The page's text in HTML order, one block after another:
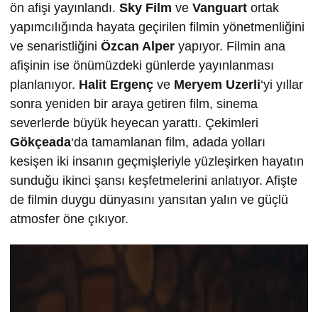
ön afişi yayınlandı. Sky Film ve Vanguart ortak
yapımcılığında hayata geçirilen filmin yönetmenliğini
ve senaristliğini Özcan Alper yapıyor. Filmin ana
afişinin ise önümüzdeki günlerde yayınlanması
planlanıyor. Halit Ergenç ve Meryem Uzerli‘yi yıllar
sonra yeniden bir araya getiren film, sinema
severlerde büyük heyecan yarattı. Çekimleri
Gökçeada‘da tamamlanan film, adada yolları
kesişen iki insanın geçmişleriyle yüzleşirken hayatın
sunduğu ikinci şansı keşfetmelerini anlatıyor. Afişte
de filmin duygu dünyasını yansıtan yalın ve güçlü
atmosfer öne çıkıyor.